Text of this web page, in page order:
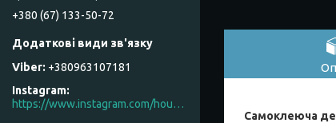
Самоклеюча
+380 (67) 133-50-72
+380963107181
Instagram
https://www.instagram.com/house_factory_ua